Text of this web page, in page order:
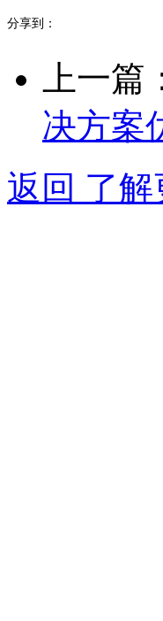
分享到：
上一篇
决方案
返回 了